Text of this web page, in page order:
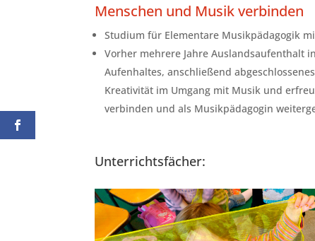
Menschen und Musik verbinden
Studium für Elementare Musikpädagogik
Vorher mehrere Jahre Auslandsaufenthalt
Aufenhaltes, anschließend
Kreativität im Umgang mit Musik und
verbinden und als Musikpädagogin
Unterrichtsfächer: